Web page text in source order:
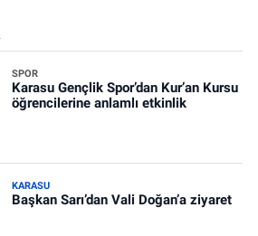
SPOR
Karasu Gençlik Spor’dan Kur’an Kursu
öğrencilerine anlamlı etkinlik
KARASU
Başkan Sarı’dan Vali Doğan’a ziyaret